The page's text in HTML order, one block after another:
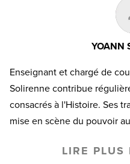
YOANN
Enseignant et chargé de
Solirenne contribue
consacrés à l'Histoire. Ses
mise en scène du pouvoir
LIRE PLUS